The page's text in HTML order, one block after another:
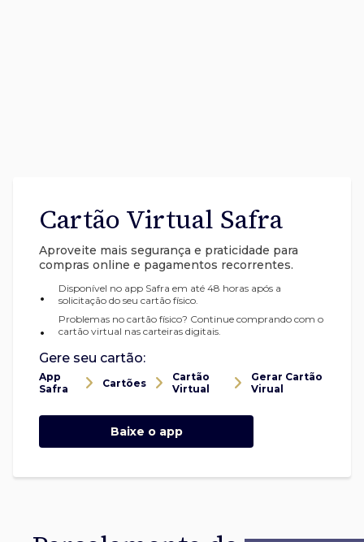
Cartão Virtual Safra
Aproveite mais segurança e praticidade para
compras online e pagamentos recorrentes.
•
Disponível no app Safra em até 48 horas após a
solicitação do seu cartão físico.
•
Problemas no cartão físico? Continue comprando com o
cartão virtual nas carteiras digitais.
Gere seu cartão:
App
Safra
Cartões
Cartão
Virtual
Gerar Cartão
Virual
Baixe o app